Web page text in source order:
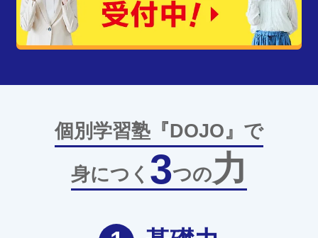
個別学習塾『DOJO』で
身につく 3つの力